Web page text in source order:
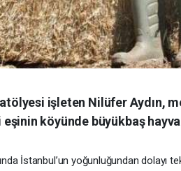
işleten Nilüfer Aydın,
köyünde büyükbaş
İstanbul’un yoğunluğundan dolayı